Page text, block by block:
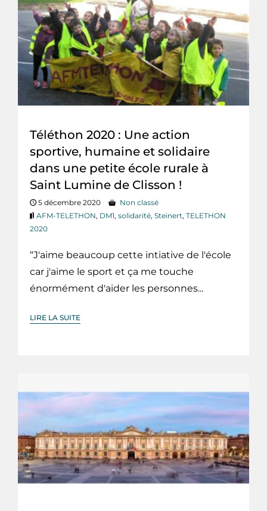
Téléthon 2020 : Une action
sportive, humaine et solidaire
dans une petite école rurale à
Saint Lumine de Clisson !
5 décembre 2020
Non classé
AFM-TELETHON, DM1, solidarité, Steinert, TELETHON
2020
“J'aime beaucoup cette intiative de l'école
car j'aime le sport et ça me touche
énormément d'aider les personnes...
LIRE LA SUITE